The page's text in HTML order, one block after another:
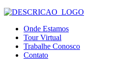
Onde Estamos
Tour Virtual
Trabalhe Conosco
Contato